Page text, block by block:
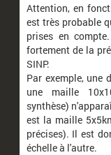
Nom latin
Orthosia miniosa
Attention, en
est très probable
prises en
fortement de la
SINP.
Par exemple, une
une maille
synthèse)
est la maille
précises). Il est
échelle à l'autre.